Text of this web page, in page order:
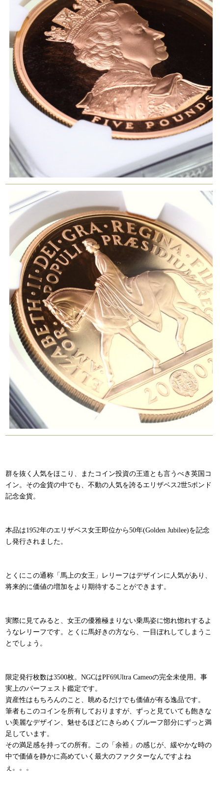
群を抜く人気をほこり、またコイン投資の王道とも言うべき英国コ
イン。その金貨の中でも、不動の人気を誇るエリザベス2世5ポンド
記念金貨。
本品は1952年のエリザベス女王即位から50年(Golden Jubilee)を記念
し発行されました。
とくにこの通称「馬上の女王」レリーフはデザインに人気があり、
将来的に価値の増加をより期待することができます。
実際に見てみると、女王の優雅極まりない乗馬姿に惚れ惚れするよ
うなレリーフです。とくに馬好きの方なら、一目ぼれしてしまうこ
とでしょう。
限定発行枚数は3500枚。NGCはPF69Ultra Cameoの完全未使用。事
実上のパーフェスト鑑定です。
資産性はもちろんのこと、眺めるだけでも価値が有る逸品です。
筆者もこのコインを所有しておりますが、ずっと見ていても飽きな
い美麗なデザイン、魅せるほどにきらめくプルーフ部分にずっと満
足しています。
その満足感を持っての所有。この「余裕」の感じが、緩やかな時の
中で価値を静かに高めていく最大のファクターなんですよね
ぇ。。。